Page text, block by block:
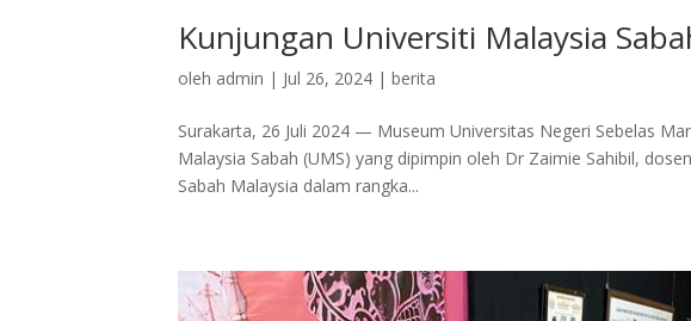
Kunjungan Universiti Malaysia
oleh admin | Jul 26, 2024 |berita
Surakarta, 26 Juli 2024 — Museum Universitas Negeri Sebelas
Malaysia Sabah (UMS) yang dipimpin oleh Dr Zaimie Sahibil,
Sabah Malaysia dalam rangka...